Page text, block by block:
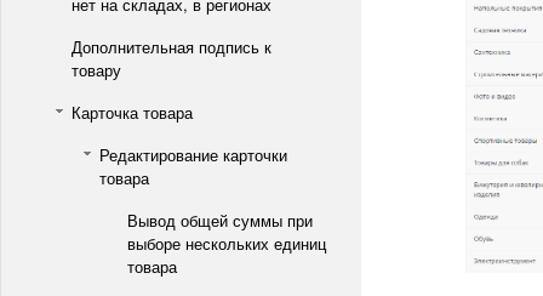
Дополнительная подпись к
товару
Карточка товара
Редактирование карточки
товара
Вывод общей суммы при
выборе нескольких единиц
товара